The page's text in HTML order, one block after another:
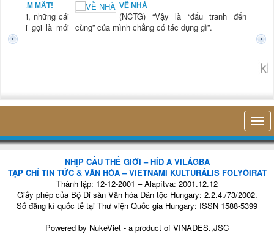
NAM MẤT!
“Xời, những cái
mới gọi là mới
VỀ NHÀ
(NCTG) “Vậy là “đấu tranh đến
cùng” của mình chẳng có tác dụng gì”.
NHỊP CẦU THẾ GIỚI – HÍD A VILÁGBA
TẠP CHÍ TIN TỨC & VĂN HÓA – VIETNAMI KULTURÁLIS FOLYÓIRAT
Thành lập: 12-12-2001 – Alapítva: 2001.12.12
Giấy phép của Bộ Di sản Văn hóa Dân tộc Hungary: 2.2.4./73/2002.
Số đăng kí quốc tế tại Thư viện Quốc gia Hungary: ISSN 1588-5399
Powered by NukeViet - a product of VINADES.,JSC